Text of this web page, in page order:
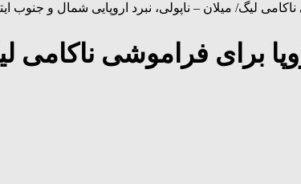
لیگ/ میلان – ناپولی، نبرد اروپایی شمال و جنوب
برای فراموشی ناکامی